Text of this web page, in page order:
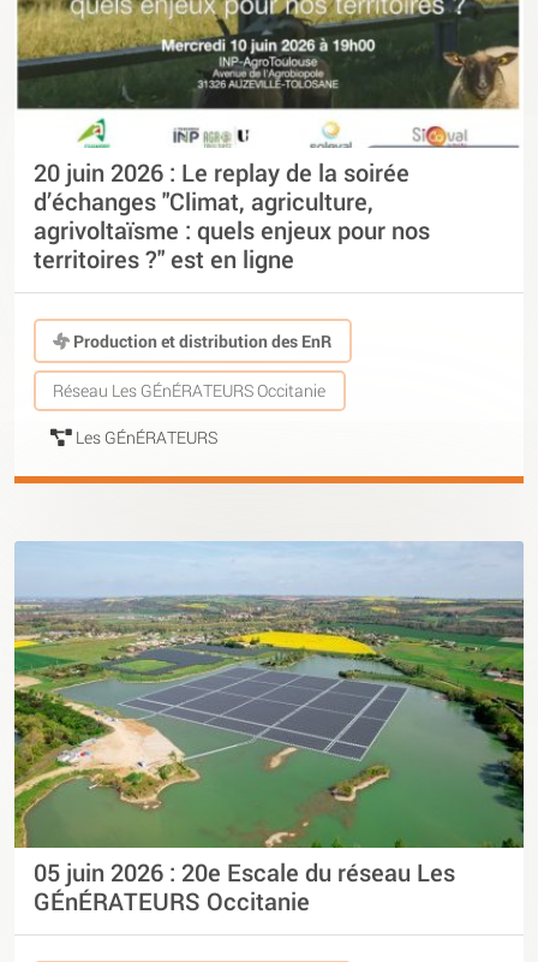
20 juin 2026 : Le replay de la soirée
d’échanges "Climat, agriculture,
agrivoltaïsme : quels enjeux pour nos
territoires ?" est en ligne
Production et distribution des EnR
Réseau Les GÉnÉRATEURS Occitanie
Les GÉnÉRATEURS
05 juin 2026 : 20e Escale du réseau Les
GÉnÉRATEURS Occitanie